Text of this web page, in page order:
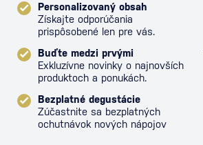
Personalizovaný obsah
Získajte odporúčania
prispôsobené len pre vás.
Buďte medzi prvými
Exkluzívne novinky o najnovších
produktoch a ponukách.
Bezplatné degustácie
Zúčastnite sa bezplatných
ochutnávok nových nápojov